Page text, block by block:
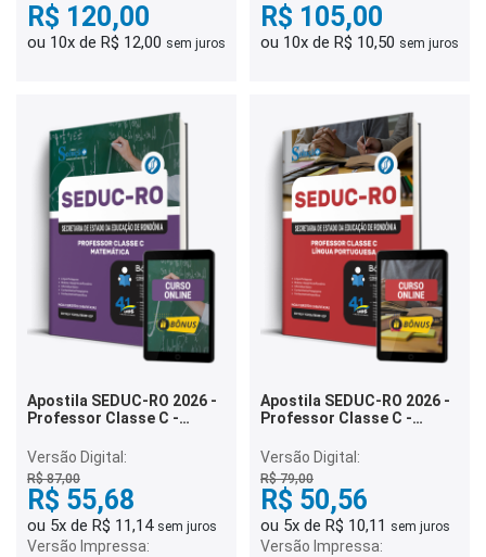
R$ 120,00
ou 10x de R$ 12,00 sem juros
R$ 105,00
ou 10x de R$ 10,50 sem juros
Apostila SEDUC-RO 2026 -
Professor Classe C -
Versão Digital:
R$ 87,00
R$ 55,68
ou 5x de R$ 11,14 sem juros
Versão Impressa:
Apostila SEDUC-RO 2026 -
Professor Classe C -
Versão Digital:
R$ 79,00
R$ 50,56
ou 5x de R$ 10,11 sem juros
Versão Impressa: